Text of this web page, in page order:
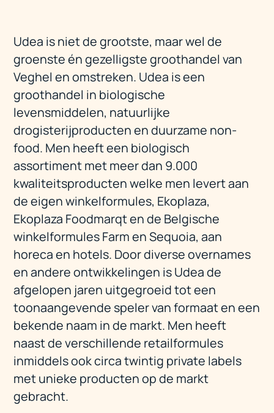
Udea is niet de grootste, maar wel de
groenste én gezelligste groothandel van
Veghel en omstreken. Udea is een
groothandel in biologische
levensmiddelen, natuurlijke
drogisterijproducten en duurzame non-
food. Men heeft een biologisch
assortiment met meer dan 9.000
kwaliteitsproducten welke men levert aan
de eigen winkelformules, Ekoplaza,
Ekoplaza Foodmarqt en de Belgische
winkelformules Farm en Sequoia, aan
horeca en hotels. Door diverse overnames
en andere ontwikkelingen is Udea de
afgelopen jaren uitgegroeid tot een
toonaangevende speler van formaat en een
bekende naam in de markt. Men heeft
naast de verschillende retailformules
inmiddels ook circa twintig private labels
met unieke producten op de markt
gebracht.